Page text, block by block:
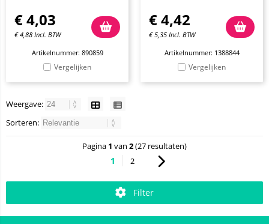
€4,03
€4,88 Incl. BTW
Artikelnummer: 890859
Vergelijken
€4,42
€5,35 Incl. BTW
Artikelnummer: 1388844
Vergelijken
Weergave:
Sorteren:
Pagina 1 van 2(27 resultaten)
1 2
Filter